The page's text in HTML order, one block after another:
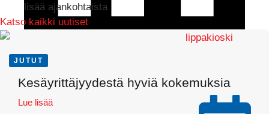
LinkedIn
lisää ajankohtaista
Katso kaikki uutiset
JUTUT
Kesäyrittäjyydestä hyviä kokemuksia
Lue lisää